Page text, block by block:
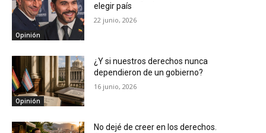
Opinión
elegir país
22 junio, 2026
Opinión
¿Y si nuestros derechos nunca
dependieron de un gobierno?
16 junio, 2026
No dejé de creer en los derechos.